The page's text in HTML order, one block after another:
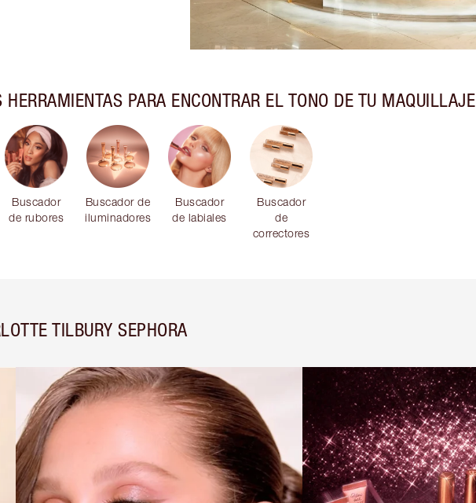
HERRAMIENTAS PARA ENCONTRAR EL TONO DE TU MAQUILLAJE
Buscador
de rubores
Buscador de
iluminadores
Buscador
de labiales
Buscador
de
correctores
TILBURY SEPHORA